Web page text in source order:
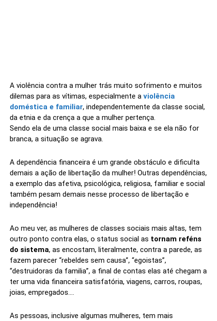
A violência contra a mulher trás muito sofrimento e muitos
dilemas para as vítimas, especialmente a violência
doméstica e familiar, independentemente da classe social,
da etnia e da crença a que a mulher pertença.
Sendo ela de uma classe social mais baixa e se ela não for
branca, a situação se agrava.
A dependência financeira é um grande obstáculo e dificulta
demais a ação de libertação da mulher! Outras dependências,
a exemplo das afetiva, psicológica, religiosa, familiar e social
também pesam demais nesse processo de libertação e
independência!
Ao meu ver, as mulheres de classes sociais mais altas, tem
outro ponto contra elas, o status social as tornam reféns
do sistema, as encostam, literalmente, contra a parede, as
fazem parecer “rebeldes sem causa”, “egoistas”,
“destruidoras da familia”, a final de contas elas até chegam a
ter uma vida financeira satisfatória, viagens, carros, roupas,
joias, empregados….
As pessoas, inclusive algumas mulheres, tem mais